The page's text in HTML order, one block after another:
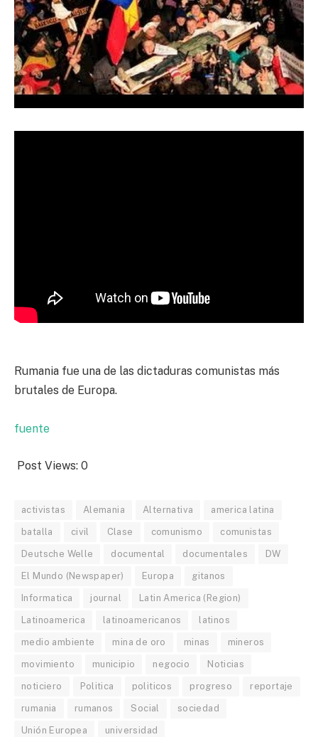
Rumania fue una de las dictaduras comunistas más
brutales de Europa.
fuente
Post Views: 0
activistas Alemania Alternativa america latina
batalla civil Clase comunismo comunistas
Deutsche Welle documental documentales DW
El Mundo (Newspaper) Europa gitanos
Informatica journal Latin America (Region)
Latinoamerica latinoamericanos latinos
medio ambiente mina de oro minas mineros
movimiento municipio negocio Noticias
noticiero Politica politicos progreso reportaje
rumania rumanos Social sociedad
Unión Europea universidad